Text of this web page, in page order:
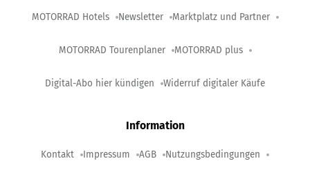
MOTORRAD Hotels Newsletter Marktplatz und Partner
MOTORRAD Tourenplaner MOTORRAD plus
Digital-Abo hier kündigen Widerruf digitaler Käufe
Information
Kontakt Impressum AGB Nutzungsbedingungen